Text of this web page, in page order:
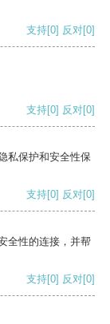
支持[0] 反对[0]
支持[0] 反对[0]
私保护和安全性保
支持[0] 反对[0]
全性的连接，并帮
支持[0] 反对[0]